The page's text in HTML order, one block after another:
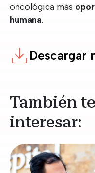
oncológica más
humana.
Descargar
También
interesar: